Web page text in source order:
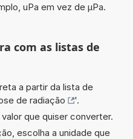
uPa em vez de µPa.
com as listas de
a partir da lista de
de radiação
'.
que quiser converter.
escolha a unidade que